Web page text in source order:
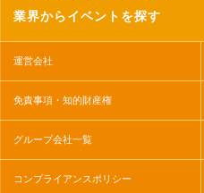
業界からイベントを探す
運営会社
免責事項・知的財産権
グループ会社一覧
コンプライアンスポリシー